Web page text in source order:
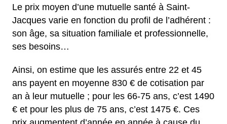
Le prix moyen d’une mutuelle santé à Saint-
Jacques varie en fonction du profil de l’adhérent :
son âge, sa situation familiale et professionnelle,
ses besoins…
Ainsi, on estime que les assurés entre 22 et 45
ans payent en moyenne 830 € de cotisation par
an à leur mutuelle ; pour les 66-75 ans, c’est 1490
€ et pour les plus de 75 ans, c’est 1475 €. Ces